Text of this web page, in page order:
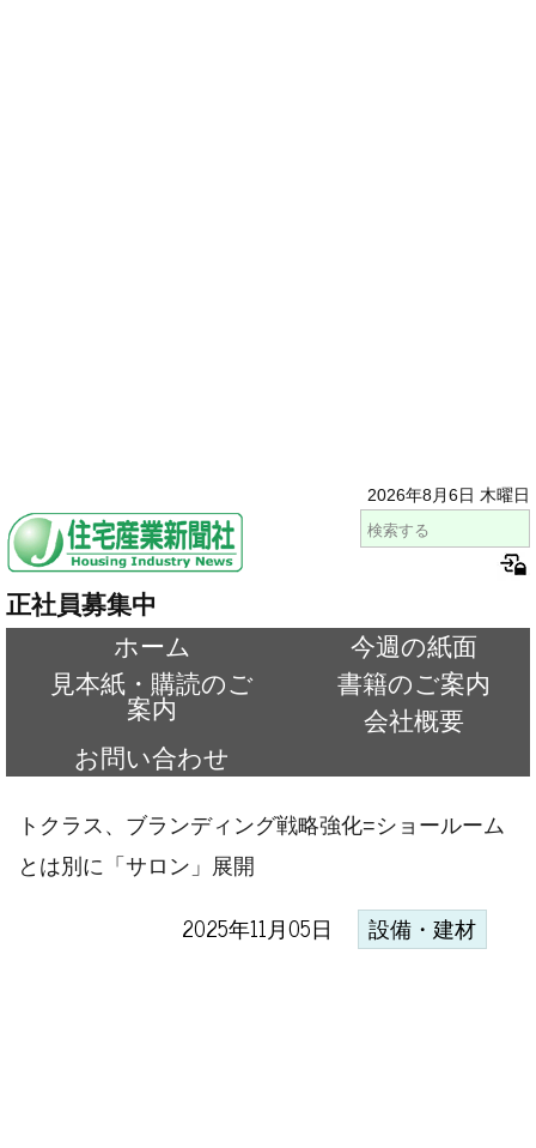
2026年8月6日 木曜日
正社員募集中
ホーム
今週の紙面
見本紙・購読のご
案内
書籍のご案内
会社概要
お問い合わせ
トクラス、ブランディング戦略強化=ショールーム
とは別に「サロン」展開
2025年11月05日 設備・建材